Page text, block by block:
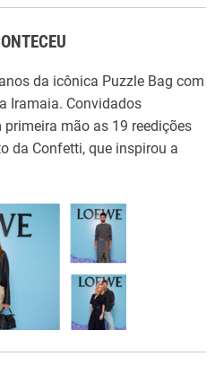
da icônica Puzzle Bag com
Iramaia. Convidados
mão as 19 reedições
da Confetti, que inspirou a